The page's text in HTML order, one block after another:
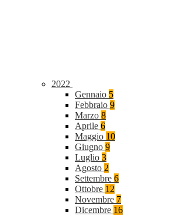
2022
Gennaio 5
Febbraio 9
Marzo 8
Aprile 6
Maggio 10
Giugno 9
Luglio 3
Agosto 2
Settembre 6
Ottobre 12
Novembre 7
Dicembre 16